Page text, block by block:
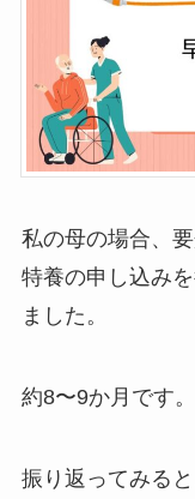
私の母の場合、
特養の申し込み
ました。
約8〜9か月です。
振り返ってみる